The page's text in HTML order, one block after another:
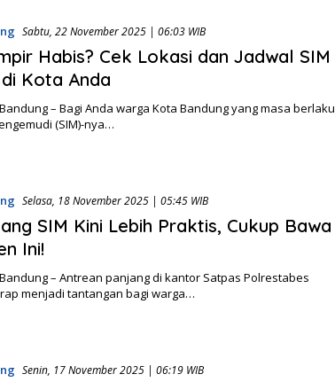
Sabtu, 22 November 2025 | 06:03 WIB
Habis? Cek Lokasi dan Jadwal SIM
Kota Anda
– Bagi Anda warga Kota Bandung yang masa berlaku
(SIM)-nya…
Selasa, 18 November 2025 | 05:45 WIB
SIM Kini Lebih Praktis, Cukup Bawa
Ini!
– Antrean panjang di kantor Satpas Polrestabes
menjadi tantangan bagi warga…
Senin, 17 November 2025 | 06:19 WIB